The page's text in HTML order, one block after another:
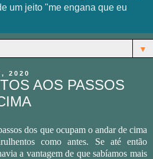
um jeito "me engana que eu
▼
2020
AOS PASSOS
dos que ocupam o andar de cima
como antes. Se até então
a vantagem de que sabíamos mais